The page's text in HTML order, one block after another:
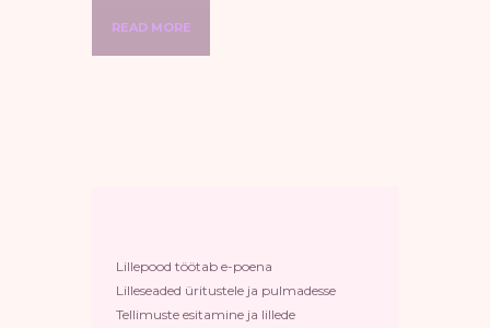
READ MORE
Lillepood töötab e-poena
Lilleseaded üritustele ja pulmadesse
Tellimuste esitamine ja lillede